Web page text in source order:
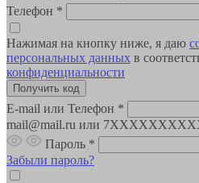
Телефон *
Нажимая на кнопку ниже, я даю
персональных данных в
конфиденциальности
E-mail или Телефон *
mail@mail.ru или
Пароль *
Забыли пароль?